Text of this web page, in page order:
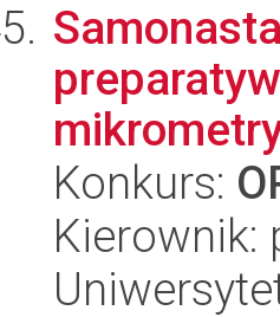
Konkurs:
Kierownik: